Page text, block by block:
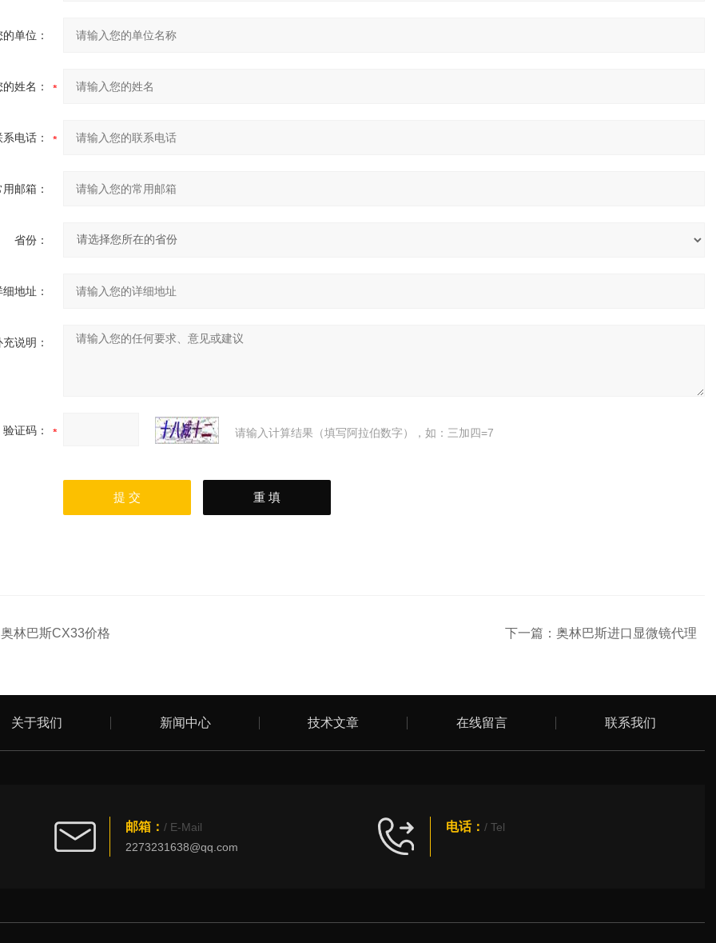
的单位：
的姓名：
系电话：
用邮箱：
省份：
细地址：
充说明：
验证码： 请输入计算结果（填写阿拉伯数字），如：三加四=7
奥林巴斯CX33价格 下一篇： 奥林巴斯进口显微镜代理
关于我们 新闻中心 技术文章 在线留言 联系我们
邮箱： / E-Mail
2273231638@qq.com
电话： / Tel